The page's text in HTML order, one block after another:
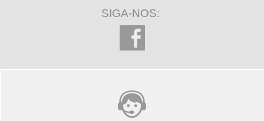
SIGA-NOS: